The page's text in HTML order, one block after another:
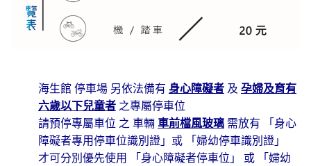
海生館 停車場 另依法備有 身心障礙者 及 孕婦及育有
六歲以下兒童者 之專屬停車位
請預停專屬車位 之 車輛車前檔風玻璃 需放有 「身心
障礙者專用停車位識別證」或 「婦幼停車識別證」
才可分別優先使用 「身心障礙者停車位」 或 「婦幼